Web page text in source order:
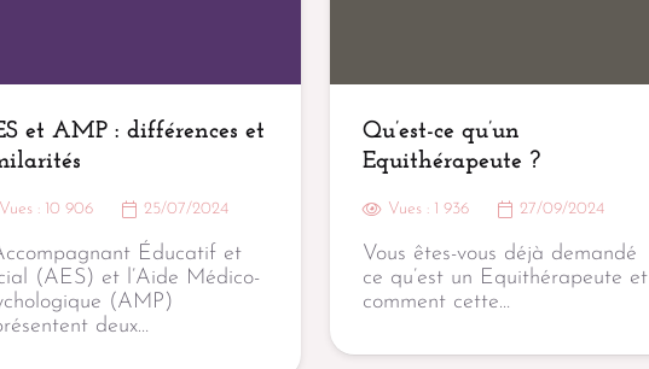
et AMP : différences et
Vues : 10 906 25/07/2024
Éducatif et
(AES) et l’Aide Médico-
(AMP)
deux…
Qu’est-ce qu’un
Equithérapeute ?
Vues : 1 936 27/09/2024
Vous êtes-vous déjà demandé
ce qu’est un Equithérapeute et
comment cette…